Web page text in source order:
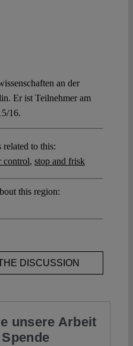
an der
Er ist Teilnehmer am
16.
related to this:
control, stop and frisk
this region:
DISCUSSION
unsere Arbeit